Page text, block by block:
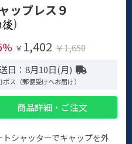
ップレス９
)
￥ 1,402 ￥1,650
日：8月10日(月)
ポス（郵便受けへお届け）
商品詳細・ご注文
トシャッターでキャップを外